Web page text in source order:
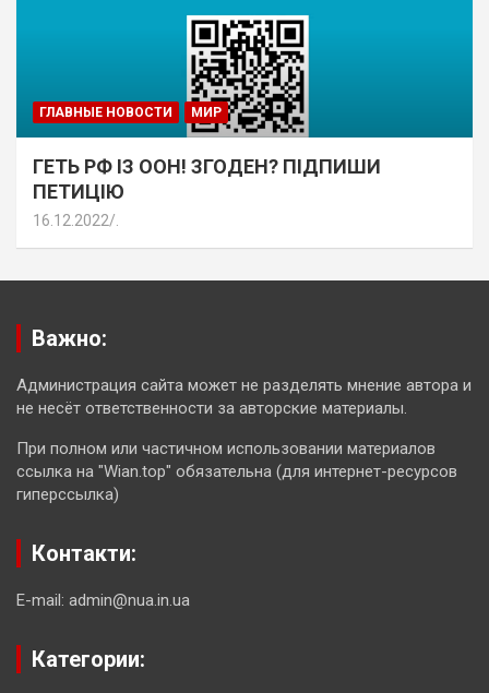
ГЛАВНЫЕ НОВОСТИ МИР
ГЕТЬ РФ ІЗ ООН! ЗГОДЕН? ПІДПИШИ
ПЕТИЦІЮ
16.12.2022
Важно:
Администрация сайта может не разделять мнение автора и
не несёт ответственности за авторские материалы.
При полном или частичном использовании материалов
ссылка на "Wian.top" обязательна (для интернет-ресурсов
гиперссылка)
Контакти:
E-mail: admin@nua.in.ua
Категории: